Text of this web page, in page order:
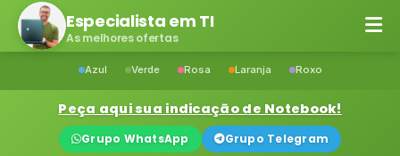
Especialista em TI
As melhores ofertas
Azul Verde Rosa Laranja Roxo
Peça aqui sua indicação de Notebook!
Grupo WhatsApp Grupo Telegram